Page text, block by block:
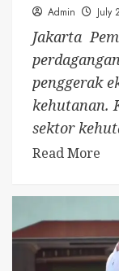
Admin July
Jakarta 
penggerak
kehutanan.
sektor
Read More